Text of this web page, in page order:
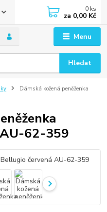
Menu
Hledat
0 ks
za 0,00 Kč
Dámská kožená peněženka
62-359